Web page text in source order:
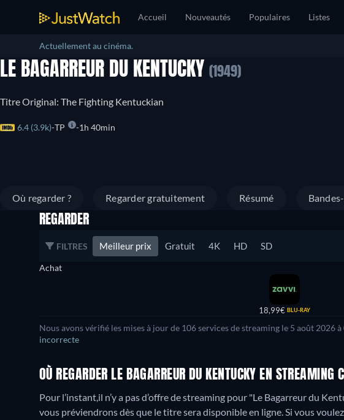
Accueil Nouveautés Populaires Listes
Actuellement au cinéma.
LE BAGARREUR DU KENTUCKY (1949)
Titre Original: The Fighting Kentuckian
6.4 (3.9k) TP 1h 40min
Où regarder ? Regarder gratuitement Résumé
REGARDER
FILTRES Meilleur prix Gratuit 4K HD SD
Achat
18,99€ BLU-RAY
Nous avons vérifié les mises à jour de 106 services de streaming le 5 août 2026
incorrecte
OÙ REGARDER LE BAGARREUR DU KENTUCKY EN STREAMING
Pour l’instant,il n’y a pas d’offre de streaming pour "Le Bagarreur du
vous préviendrons dès que le titre sera disponible en ligne. Si vous